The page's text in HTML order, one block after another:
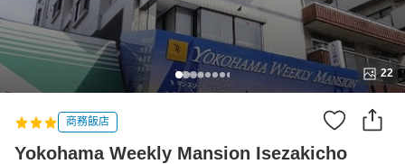
22
商務飯店
Yokohama Weekly Mansion Isezakicho